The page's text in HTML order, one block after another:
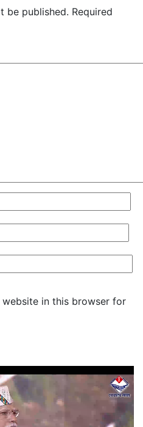
be published. Required
website in this browser for